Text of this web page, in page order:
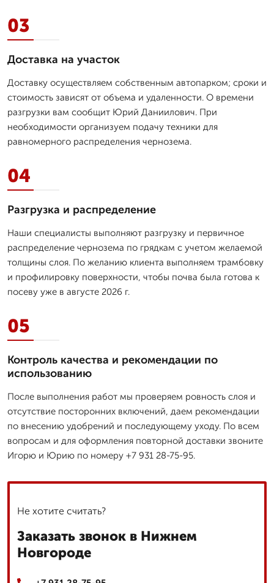
03
Доставка на участок
Доставку осуществляем собственным автопарком; сроки и
стоимость зависят от объема и удаленности. О времени
разгрузки вам сообщит Юрий Даниилович. При
необходимости организуем подачу техники для
равномерного распределения чернозема.
04
Разгрузка и распределение
Наши специалисты выполняют разгрузку и первичное
распределение чернозема по грядкам с учетом желаемой
толщины слоя. По желанию клиента выполняем трамбовку
и профилировку поверхности, чтобы почва была готова к
посеву уже в августе 2026 г.
05
Контроль качества и рекомендации по
использованию
После выполнения работ мы проверяем ровность слоя и
отсутствие посторонних включений, даем рекомендации
по внесению удобрений и последующему уходу. По всем
вопросам и для оформления повторной доставки звоните
Игорю и Юрию по номеру +7 931 28-75-95.
Не хотите считать?
Заказать звонок в Нижнем
Новгороде